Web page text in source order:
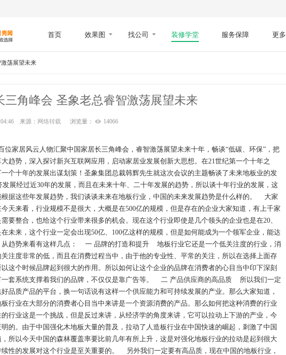
首页 效果图 找公司 装修学堂 服务保障 更多
荡展望未来
三角峰会 圣象老总睿智激荡展望未来
来源： 网络转载 浏览量： 14066
位家居风云人物汇聚中国家居长三角峰会，睿智激荡展望未来十年，畅谈“低碳、环保”，把
趋势，深入探讨新兴互联网应用，启动家居业发展创新大思想。在21世纪第一个十年之
个十年的发展出谋划策！圣象集团总裁韩辉先生就这次会议的主题畅谈了未来地板业的发
展经过近30年的发展，而且在未来十年、二十年发展的趋势，所以谈十年行业的发展，这
根据这些年发展趋势，我们谈谈未来在地板行业，中国的未来发展趋势是什么样的。 大家
天来看，行业规模不是很大，大概是在500亿的规模，但是存在的企业大家知道，有上千家
要整合，也给这个行业带来很多的机会。现在这个行业即使是几个领头的企业也是在20、
未来，这个行业一定会出现50亿、100亿这样的规模，但是如何能成为一个领军企业，能达
从趋势来看有这样几点： 一 品牌的打造和提升 地板行业它还是一个低关注度的行业，消
注度非常的低，而且在消费过程当中，由于他的专业性、平常的关注，所以在选择上面存
这个时候品牌起到很大的作用。所以如何让这个企业的品牌在消费者的心目当中印下深刻
一套系统支撑着我们的品牌，不仅仅是靠广告等。 二 产品供应商的高品质 所以我们一定
品质产品的平台，换一句话说有这样一个供应能力和可持续发展的产业。那么大家知道，
行业在大部分的消费者心目当中来讲是一个资源消费的产品。那么如何把这种消费的行业
行业这是一个挑战，但是反过来讲，从经济学的角度来讲，它可以拉动上下游的产业，今
的。由于中国强化木地板大量的普及，拉动了人造板行业在中国快速的崛起，刺激了中国
所以今天中国的森林覆盖率要比前几年有所上升，这是对强化地板行业的拉动是起到很大
续性的发展对这个行业是至关重要的。 另外我们一定要有高品质，现在中国的地板行业，